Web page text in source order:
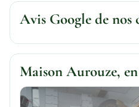
Avis Google de nos
Maison Aurouze,